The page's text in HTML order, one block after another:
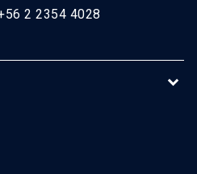
2 2354 4028